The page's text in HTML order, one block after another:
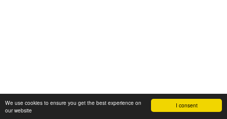
I consent
We use cookies to ensure you get the best experience on
our website